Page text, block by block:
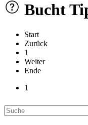
Bucht
Start
Zurück
1
Weiter
Ende
1